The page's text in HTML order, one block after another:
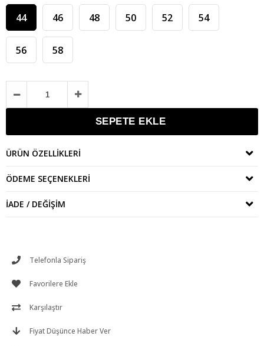
44 46 48 50 52 54
56 58
ÜRÜN ÖZELLIKLERI
ÖDEME SEÇENEKLERI
İADE / DEĞIŞIM
Telefonla Sipariş
Favorilere Ekle
Karşılaştır
Fiyat Düşünce Haber Ver